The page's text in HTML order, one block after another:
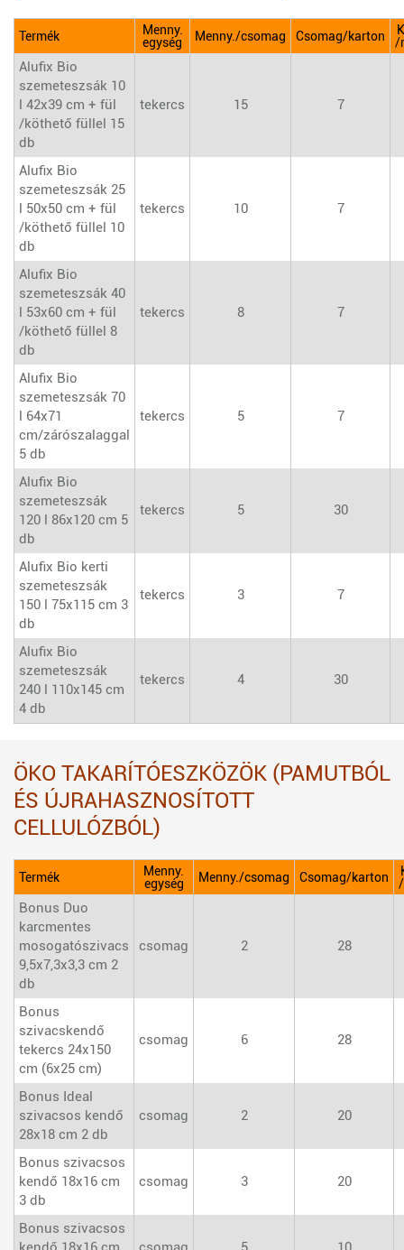
Termék
Menny.
egység
Menny./csomag Csomag/karton
/
Alufix Bio
szemeteszsák 10
l 42x39 cm + fül
/köthető füllel 15
db
tekercs 15 7
Alufix Bio
szemeteszsák 25
l 50x50 cm + fül
/köthető füllel 10
db
tekercs 10 7
Alufix Bio
szemeteszsák 40
l 53x60 cm + fül
/köthető füllel 8
db
tekercs 8 7
Alufix Bio
szemeteszsák 70
l 64x71
cm/zárószalaggal
5 db
tekercs 5 7
Alufix Bio
szemeteszsák
120 l 86x120 cm 5
db
tekercs 5 30
Alufix Bio kerti
szemeteszsák
150 l 75x115 cm 3
db
tekercs 3 7
Alufix Bio
szemeteszsák
240 l 110x145 cm
4 db
tekercs 4 30
ÖKO TAKARÍTÓESZKÖZÖK (PAMUTBÓL
ÉS ÚJRAHASZNOSÍTOTT
CELLULÓZBÓL)
Termék
Menny.
egység
Menny./csomag Csomag/karton
Bonus Duo
karcmentes
mosogatószivacs
9,5x7,3x3,3 cm 2
db
csomag 2 28
Bonus
szivacskendő
tekercs 24x150
cm (6x25 cm)
csomag 6 28
Bonus Ideal
szivacsos kendő
28x18 cm 2 db
csomag 2 20
Bonus szivacsos
kendő 18x16 cm
3 db
csomag 3 20
Bonus szivacsos